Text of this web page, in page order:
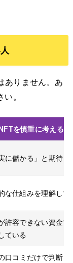
ありません。あ
。
を慎重に考えるべ
に儲かる」と期待
な仕組みを理解して
許容できない資金で
ている
口コミだけで判断し